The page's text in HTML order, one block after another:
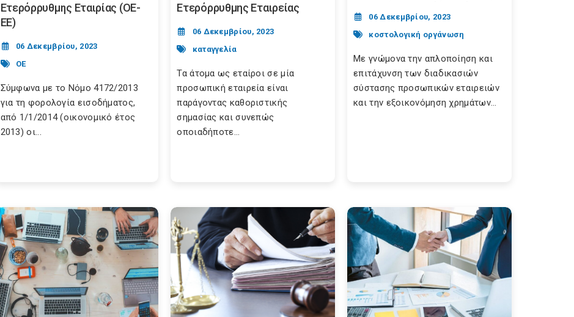
Ετερόρρυθμης Εταιρίας (ΟΕ-
ΕΕ)
06 Δεκεμβρίου, 2023
ΟΕ
Σύμφωνα με το Νόμο 4172/2013
για τη φορολογία εισοδήματος,
από 1/1/2014 (οικονομικό έτος
2013) οι...
Ετερόρρυθμης Εταιρείας
06 Δεκεμβρίου, 2023
καταγγελία
Τα άτομα ως εταίροι σε μία
προσωπική εταιρεία είναι
παράγοντας καθοριστικής
σημασίας και συνεπώς
οποιαδήποτε...
06 Δεκεμβρίου, 2023
κοστολογική οργάνωση
Με γνώμονα την απλοποίηση και
επιτάχυνση των διαδικασιών
σύστασης προσωπικών εταιρειών
και την εξοικονόμηση χρημάτων...